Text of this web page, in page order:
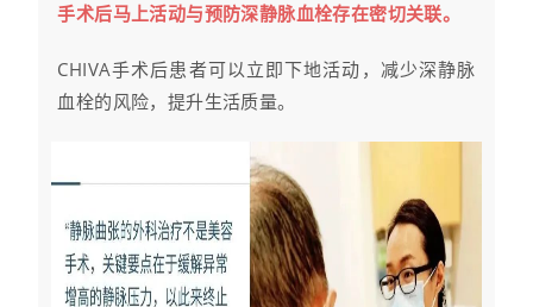
手术后马上活动与预防深静脉血栓存在密切关联。
CHIVA手术后患者可以立即下地活动，减少深静脉
血栓的风险，提升生活质量。